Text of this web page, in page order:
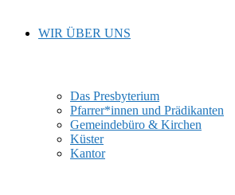
WIR ÜBER UNS
Das Presbyterium
Pfarrer*innen und Prädikanten
Gemeindebüro & Kirchen
Küster
Kantor